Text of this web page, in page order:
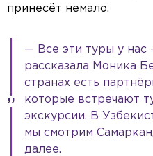
принесёт немало.
— Все эти туры у нас
рассказала Моника
странах есть
которые встречают
экскурсии. В
мы смотрим
далее.